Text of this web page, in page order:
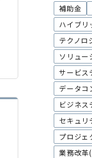
補助金
ハイブリ
テクノロ
ソリュー
サービス
データコ
ビジネス
セキュリ
プロジェ
業務改革